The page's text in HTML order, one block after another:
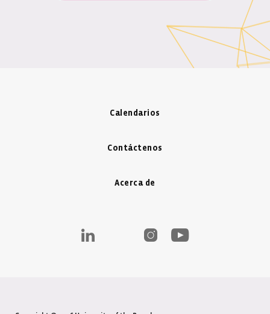
Calendarios
Contáctenos
Acerca de
Icono LinkedIn - Nueva ventana
Icono de Twitter - Ventana nueva
Icono de Facebook - Ventana
Icono de Instagram - Ventana
Icono Youtube - Nueva